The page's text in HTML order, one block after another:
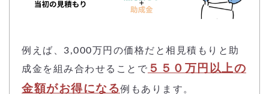
例えば、3,000万円の価格だと相見積もりと助
成金を組み合わせることで ５５０万円以上の
金額がお得になる例もあります。